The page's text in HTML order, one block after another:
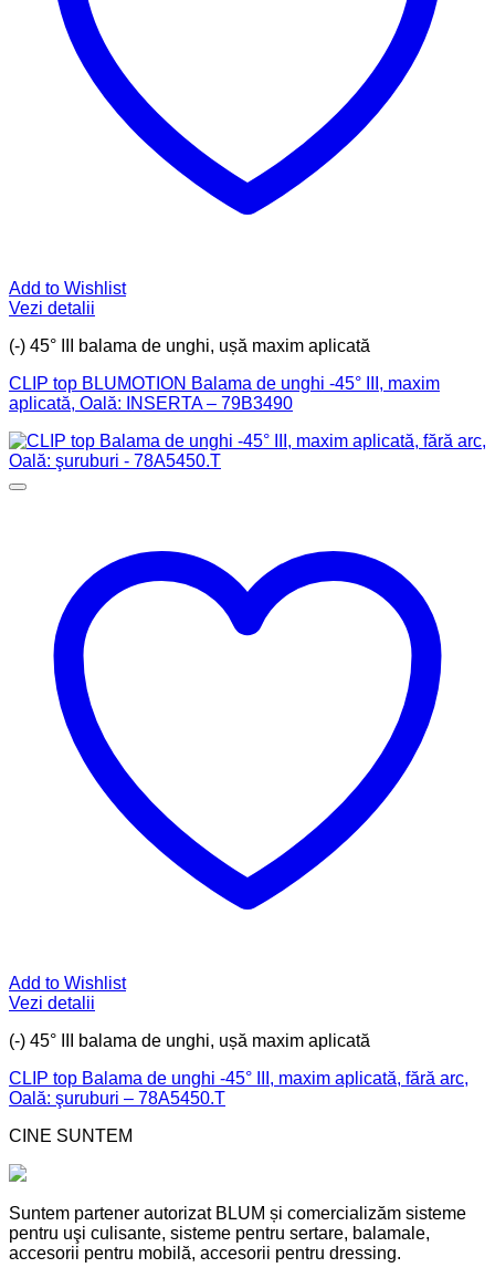
Add to Wishlist
Vezi detalii
(-) 45° III balama de unghi, ușă maxim aplicată
CLIP top BLUMOTION Balama de unghi -45° III, maxim
aplicată, Oală: INSERTA – 79B3490
Add to Wishlist
Vezi detalii
(-) 45° III balama de unghi, ușă maxim aplicată
CLIP top Balama de unghi -45° III, maxim aplicată, fără arc,
Oală: şuruburi – 78A5450.T
CINE SUNTEM
Suntem partener autorizat BLUM și comercializăm sisteme
pentru uşi culisante, sisteme pentru sertare, balamale,
accesorii pentru mobilă, accesorii pentru dressing.